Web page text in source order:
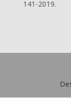
141-2019.